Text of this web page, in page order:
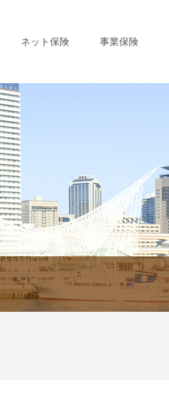
ネット保険 事業保険